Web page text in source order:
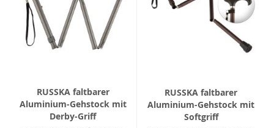
RUSSKA faltbarer
Aluminium-Gehstock mit
Derby-Griff
RUSSKA faltbarer
Aluminium-Gehstock mit
Softgriff